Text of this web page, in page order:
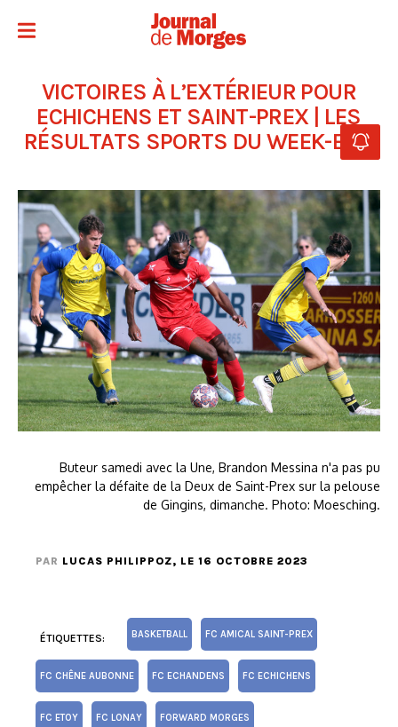
VICTOIRES À L’EXTÉRIEUR POUR
ECHICHENS ET SAINT-PREX | LES
RÉSULTATS SPORTS DU WEEK-END
Buteur samedi avec la Une, Brandon Messina n'a pas pu
empêcher la défaite de la Deux de Saint-Prex sur la pelouse
de Gingins, dimanche. Photo: Moesching.
PAR LUCAS PHILIPPOZ, LE 16 OCTOBRE 2023
ÉTIQUETTES: BASKETBALL FC AMICAL SAINT-PREX
FC CHÊNE AUBONNE FC ECHANDENS FC ECHICHENS
FC ETOY FC LONAY FORWARD MORGES